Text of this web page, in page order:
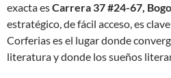
exacta esCarrera 37 #24-67,
estratégico, de fácil acceso, es
Corferias es el lugar donde
literatura y donde los sueños